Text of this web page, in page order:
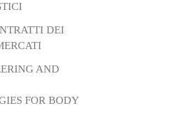
DEI
AND
FOR BODY